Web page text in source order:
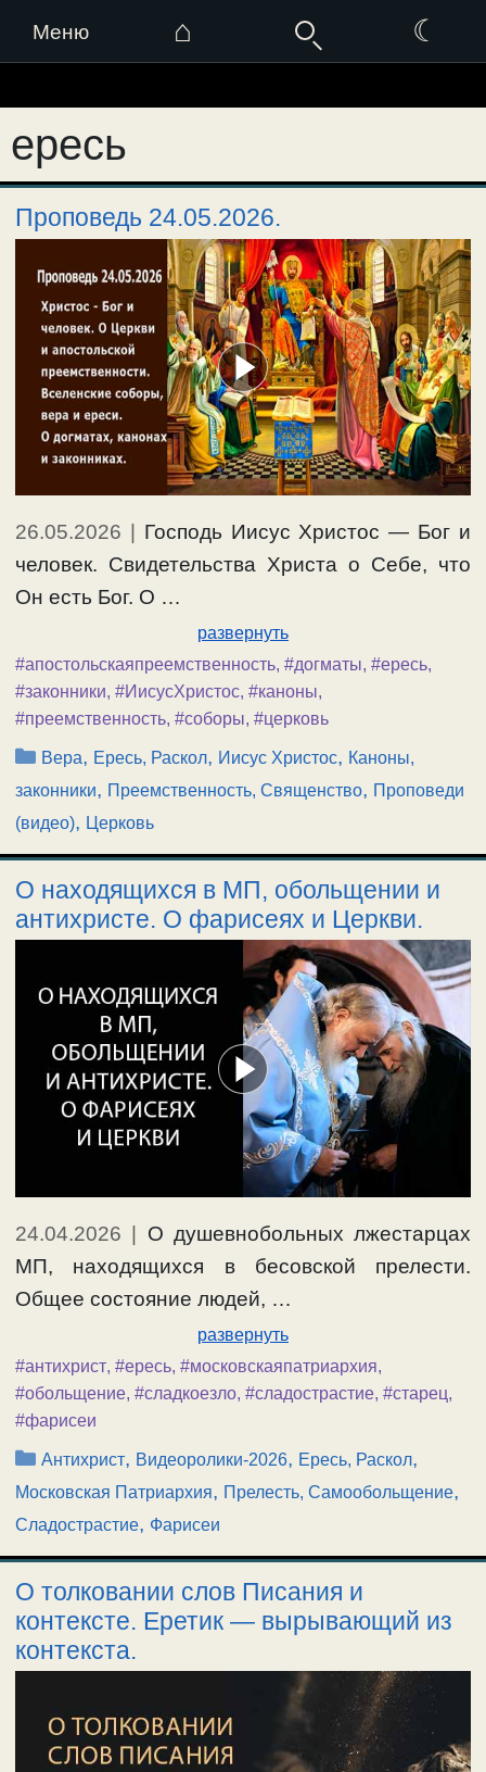
Меню ⌂ ☾
к
содержимому
ересь
Проповедь 24.05.2026.
26.05.2026 | Господь Иисус Христос — Бог и
человек. Свидетельства Христа о Себе, что
Он есть Бог. О …
развернуть
#апостольскаяпреемственность, #догматы, #ересь,
#законники, #ИисусХристос, #каноны,
#преемственность, #соборы, #церковь
Рубрики
Вера, Ересь, Раскол, Иисус Христос, Каноны,
законники, Преемственность, Священство, Проповеди
(видео), Церковь
О находящихся в МП, обольщении и
антихристе. О фарисеях и Церкви.
24.04.2026 | О душевнобольных лжестарцах
МП, находящихся в бесовской прелести.
Общее состояние людей, …
развернуть
#антихрист, #ересь, #московскаяпатриархия,
#обольщение, #сладкоезло, #сладострастие, #старец,
#фарисеи
Рубрики
Антихрист, Видеоролики-2026, Ересь, Раскол,
Московская Патриархия, Прелесть, Самообольщение,
Сладострастие, Фарисеи
О толковании слов Писания и
контексте. Еретик — вырывающий из
контекста.